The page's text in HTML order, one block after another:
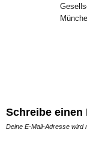
Schreibe einen
Deine E-Mail-Adresse wird